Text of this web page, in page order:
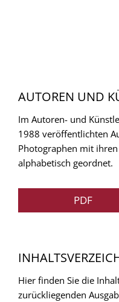
AUTOREN UND
Im Autoren- und
1988 veröffentlichten
Photographen mit
alphabetisch geordnet.
PDF
Hier finden Sie die
zurückliegenden